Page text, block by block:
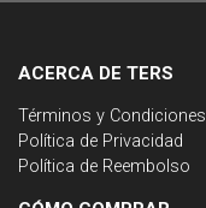
ACERCA DE TERS
Términos y Condiciones
Política de Privacidad
Política de Reembolso